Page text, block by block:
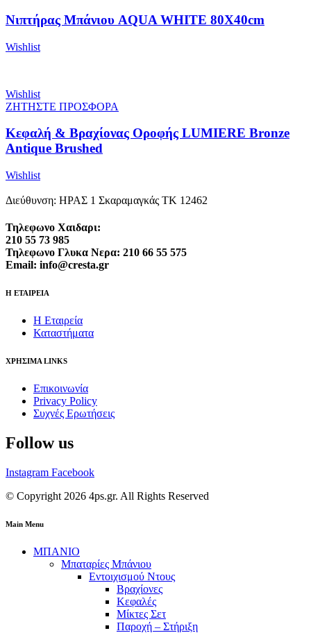
Νιπτήρας Μπάνιου AQUA WHITE 80X40cm
Wishlist
Wishlist
ΖΗΤΗΣΤΕ ΠΡΟΣΦΟΡΑ
Κεφαλή & Βραχίονας Οροφής LUMIERE Bronze
Antique Brushed
Wishlist
Διεύθυνση: ΗΡΑΣ 1 Σκαραμαγκάς ΤΚ 12462
Τηλεφωνο Χαιδαρι:
210 55 73 985
Τηλεφωνο Γλυκα Νερα: 210 66 55 575
Email: info@cresta.gr
Η ΕΤΑΙΡΕΙΑ
Η Εταιρεία
Καταστήματα
ΧΡΗΣΙΜΑ LINKS
Επικοινωνία
Privacy Policy
Συχνές Ερωτήσεις
Follow us
Instagram Facebook
© Copyright 2026 4ps.gr. All Rights Reserved
Main Menu
ΜΠΑΝΙΟ
Μπαταρίες Μπάνιου
Εντοιχισμού Ντους
Βραχίονες
Κεφαλές
Μίκτες Σετ
Παροχή – Στήριξη